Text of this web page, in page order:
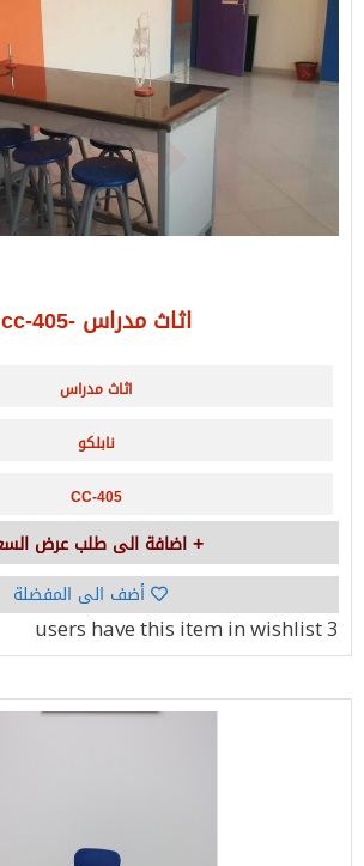
اثاث مدراس -cc-405
اثاث مدراس
نابلكو
CC-405
اضافة الى طلب عرض
أضف الى المفضلة
3 users
have this item in wishlist